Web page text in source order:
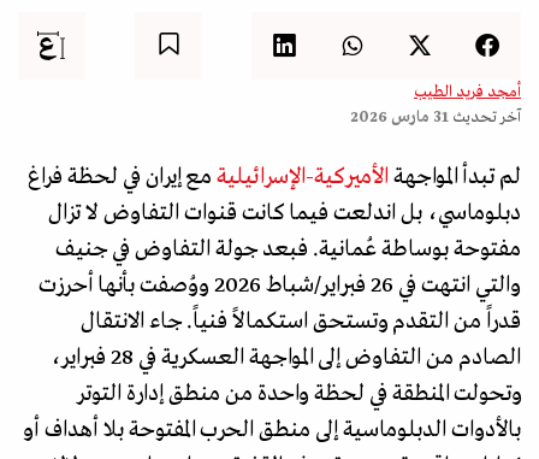
أمجد فريد الطيب
آخر تحديث 31 مارس 2026
لم تبدأ المواجهة الأميركية-الإسرائيلية مع إيران في لحظة فراغ
دبلوماسي، بل اندلعت فيما كانت قنوات التفاوض لا تزال
مفتوحة بوساطة عُمانية. فبعد جولة التفاوض في جنيف
والتي انتهت في 26 فبراير/شباط 2026 ووُصفت بأنها أحرزت
قدراً من التقدم وتستحق استكمالاً فنياً. جاء الانتقال
الصادم من التفاوض إلى المواجهة العسكرية في 28 فبراير،
وتحولت المنطقة في لحظة واحدة من منطق إدارة التوتر
بالأدوات الدبلوماسية إلى منطق الحرب المفتوحة بلا أهداف أو